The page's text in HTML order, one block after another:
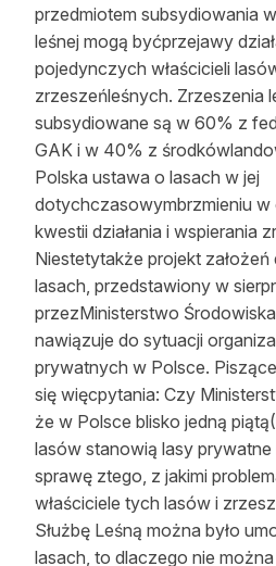
przedmiotem subsydiowania
leśnej mogą byćprzejawy
pojedynczych właścicieli
zrzeszeńleśnych. Zrzeszenia
subsydiowane są w 60% z
GAK i w 40% z
Polska ustawa o lasach w jej
dotychczasowymbrzmieniu w
kwestii działania i wspierania
Niestetytakże projekt
lasach, przedstawiony w
przezMinisterstwo
nawiązuje do sytuacji
prywatnych w Polsce.
się więcpytania: Czy
że w Polsce blisko jedną
lasów stanowią lasy
sprawę ztego, z jakimi
właściciele tych lasów i
Służbę Leśną można było
lasach, to dlaczego nie